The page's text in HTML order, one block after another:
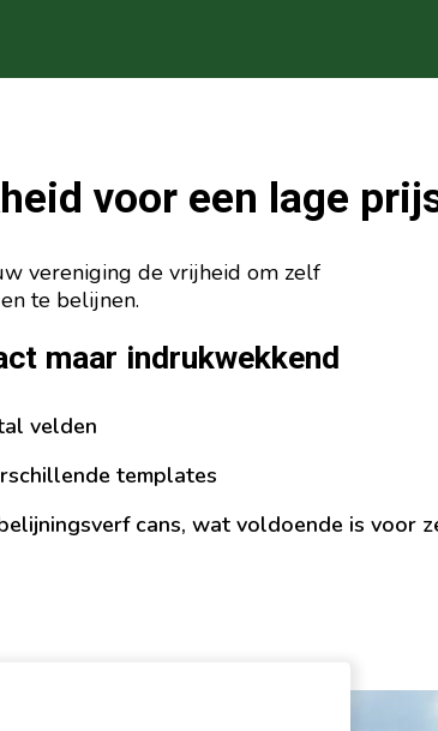
voor een lage
vereniging de vrijheid om zelf
te belijnen.
maar indrukwekkend
velden
templates
cans, wat voldoende is voor